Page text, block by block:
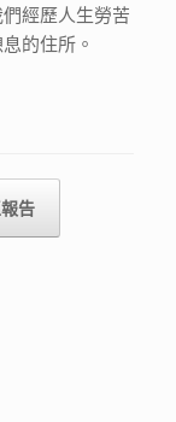
經歷人生勞苦
的住所。
告